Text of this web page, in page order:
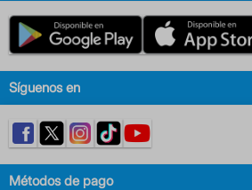
Síguenos en
Métodos de pago